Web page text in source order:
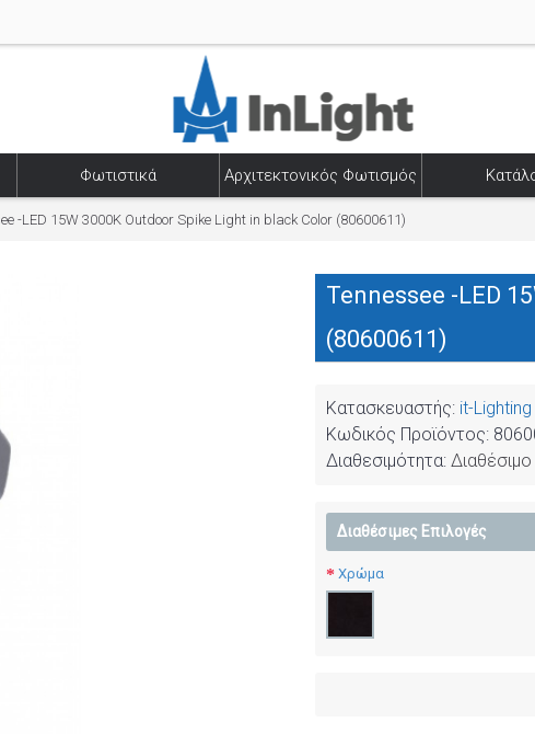
Φωτιστικά Αρχιτεκτονικός Φωτισμός
-LED 15W 3000K Outdoor Spike Light in black Color (80600611)
Tennessee -LED
(80600611)
Κατασκευαστής: it-Lighting
Κωδικός Προϊόντος:
Διαθεσιμότητα: Διαθέσιμο
Διαθέσιμες Επιλογές
Χρώμα